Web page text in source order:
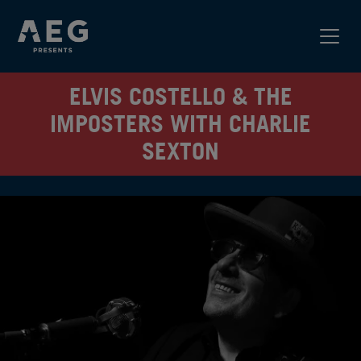
ELVIS COSTELLO & THE
IMPOSTERS WITH CHARLIE
SEXTON